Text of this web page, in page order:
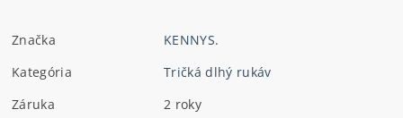
Značka
KENNYS.
Kategória
Tričká dlhý rukáv
Záruka
2 roky